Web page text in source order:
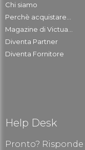
Chi siamo
Perchè acquistare...
Magazine di Victua...
Diventa Partner
Diventa Fornitore
Help Desk
Pronto? Risponde